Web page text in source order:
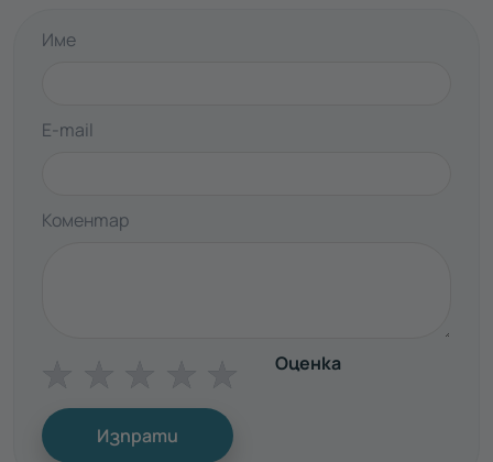
Име
E-mail
Коментар
Оценка
Изпрати